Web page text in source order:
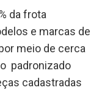
da frota
e marcas de
meio de cerca
padronizado
cadastradas